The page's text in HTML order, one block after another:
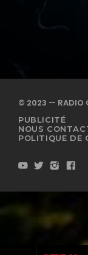
© 2023 — RADIO
PUBLICITÉ
NOUS